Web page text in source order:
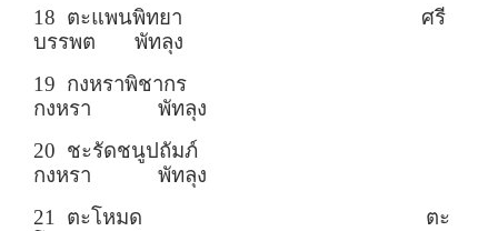
18 ตะแพนพิทยา ศรี
บรรพต พัทลุง
19 กงหราพิชากร
กงหรา พัทลุง
20 ชะรัดชนูปถัมภ์
กงหรา พัทลุง
21 ตะโหมด ตะ